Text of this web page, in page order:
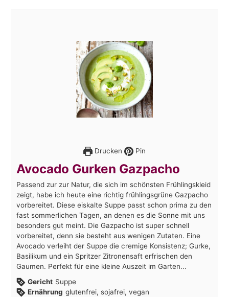
Drucken Pin
Avocado Gurken Gazpacho
Passend zur zur Natur, die sich im schönsten Frühlingskleid
zeigt, habe ich heute eine richtig frühlingsgrüne Gazpacho
vorbereitet. Diese eiskalte Suppe passt schon prima zu den
fast sommerlichen Tagen, an denen es die Sonne mit uns
besonders gut meint. Die Gazpacho ist super schnell
vorbereitet, denn sie besteht aus wenigen Zutaten. Eine
Avocado verleiht der Suppe die cremige Konsistenz; Gurke,
Basilikum und ein Spritzer Zitronensaft erfrischen den
Gaumen. Perfekt für eine kleine Auszeit im Garten...
Gericht Suppe
Ernährung glutenfrei, sojafrei, vegan